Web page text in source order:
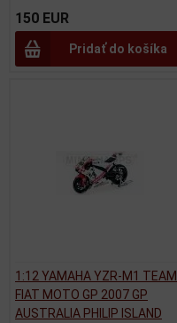
150 EUR
Pridať do košíka
1:12 YAMAHA YZR-M1 TEAM
FIAT MOTO GP 2007 GP
AUSTRALIA PHILIP ISLAND